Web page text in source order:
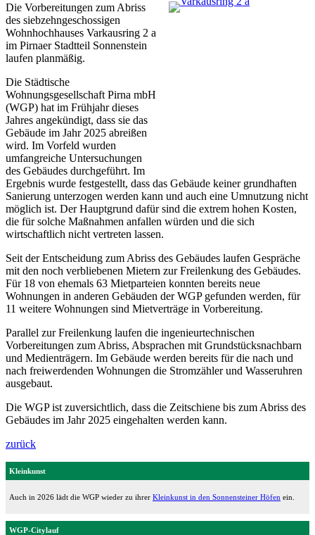
Die Vorbereitungen zum Abriss
des siebzehngeschossigen
Wohnhochhauses Varkausring 2 a
im Pirnaer Stadtteil Sonnenstein
laufen planmäßig.
Die Städtische
Wohnungsgesellschaft Pirna mbH
(WGP) hat im Frühjahr dieses
Jahres angekündigt, dass sie das
Gebäude im Jahr 2025 abreißen
wird. Im Vorfeld wurden
umfangreiche Untersuchungen
des Gebäudes durchgeführt. Im
Ergebnis wurde festgestellt, dass das Gebäude keiner grundhaften
Sanierung unterzogen werden kann und auch eine Umnutzung nicht
möglich ist. Der Hauptgrund dafür sind die extrem hohen Kosten,
die für solche Maßnahmen anfallen würden und die sich
wirtschaftlich nicht vertreten lassen.
Seit der Entscheidung zum Abriss des Gebäudes laufen Gespräche
mit den noch verbliebenen Mietern zur Freilenkung des Gebäudes.
Für 18 von ehemals 63 Mietparteien konnten bereits neue
Wohnungen in anderen Gebäuden der WGP gefunden werden, für
11 weitere Wohnungen sind Mietverträge in Vorbereitung.
Parallel zur Freilenkung laufen die ingenieurtechnischen
Vorbereitungen zum Abriss, Absprachen mit Grundstücksnachbarn
und Medienträgern. Im Gebäude werden bereits für die nach und
nach freiwerdenden Wohnungen die Stromzähler und Wasseruhren
ausgebaut.
Die WGP ist zuversichtlich, dass die Zeitschiene bis zum Abriss des
Gebäudes im Jahr 2025 eingehalten werden kann.
zurück
Kleinkunst
Auch in 2026 lädt die WGP wieder zu ihrer Kleinkunst in den Sonnensteiner Höfen ein.
WGP-Citylauf